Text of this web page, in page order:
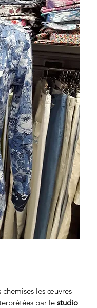
les œuvres
par le studio